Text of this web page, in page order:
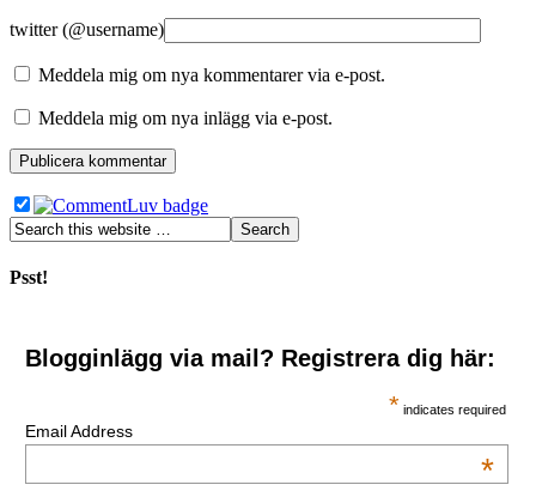
twitter (@username)
Meddela mig om nya kommentarer via e-post.
Meddela mig om nya inlägg via e-post.
Psst!
Blogginlägg via mail? Registrera dig här:
* indicates required
Email Address
*